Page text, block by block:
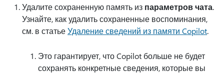
Удалите сохраненную память из параметров чата.
Узнайте, как удалить сохраненные воспоминания,
см. в статьеУдаление сведений из памяти Copilot.
Это гарантирует, что Copilot больше не будет
сохранять конкретные сведения, которые вы